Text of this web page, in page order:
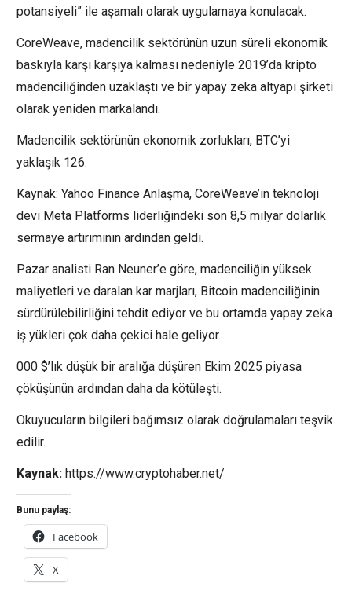
potansiyeli” ile aşamalı olarak uygulamaya konulacak.
CoreWeave, madencilik sektörünün uzun süreli ekonomik
baskıyla karşı karşıya kalması nedeniyle 2019’da kripto
madenciliğinden uzaklaştı ve bir yapay zeka altyapı şirketi
olarak yeniden markalandı.
Madencilik sektörünün ekonomik zorlukları, BTC’yi
yaklaşık 126.
Kaynak: Yahoo Finance Anlaşma, CoreWeave’in teknoloji
devi Meta Platforms liderliğindeki son 8,5 milyar dolarlık
sermaye artırımının ardından geldi.
Pazar analisti Ran Neuner’e göre, madenciliğin yüksek
maliyetleri ve daralan kar marjları, Bitcoin madenciliğinin
sürdürülebilirliğini tehdit ediyor ve bu ortamda yapay zeka
iş yükleri çok daha çekici hale geliyor.
000 $’lık düşük bir aralığa düşüren Ekim 2025 piyasa
çöküşünün ardından daha da kötüleşti.
Okuyucuların bilgileri bağımsız olarak doğrulamaları teşvik
edilir.
Kaynak: https://www.cryptohaber.net/
Bunu paylaş:
Facebook
X